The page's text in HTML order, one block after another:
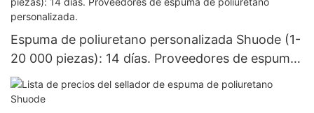
Espuma de poliuretano personalizada Shuode (1-
20 000 piezas): 14 días. Proveedores de espuma
de poliuretano personalizada.